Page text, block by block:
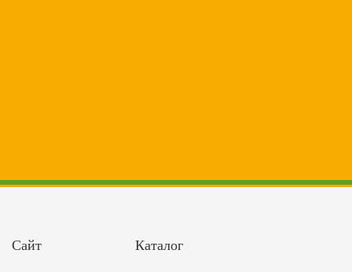
Сайт Каталог